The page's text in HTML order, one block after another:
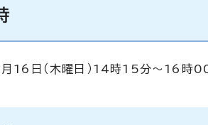
16日（木曜日）14時15分～16時